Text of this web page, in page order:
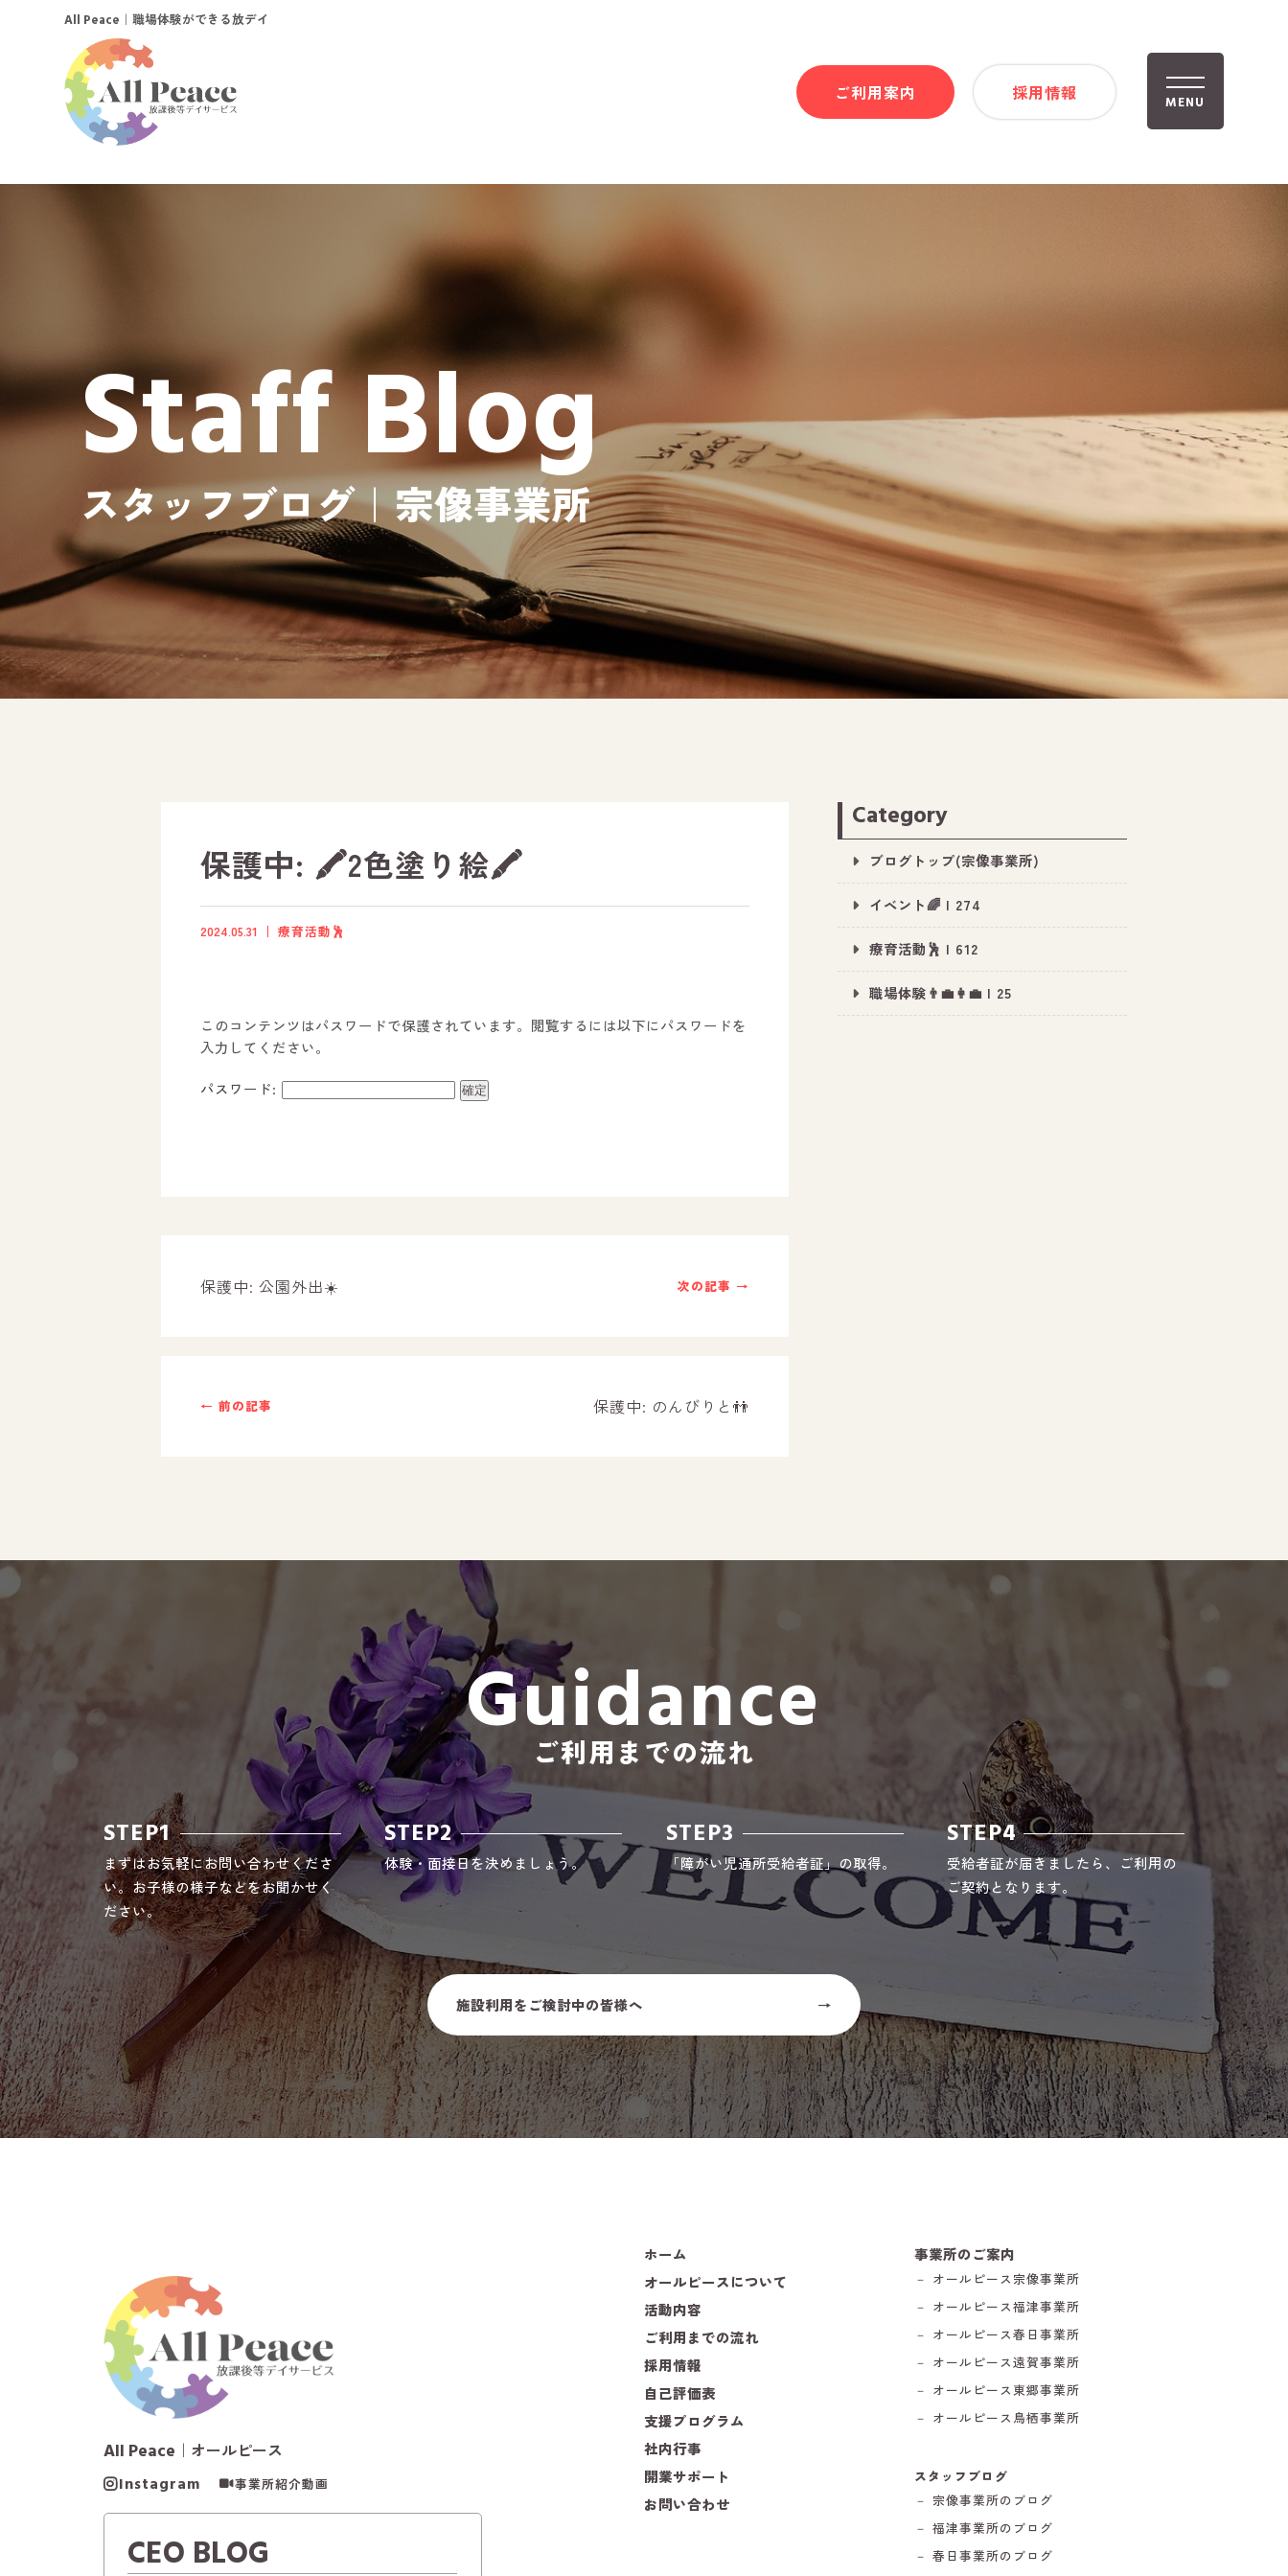
MENU
活動内容
社内行事
－ 春日事業所のブログ
－ 遠賀事業所のブログ
－ 東郷事業所のブログ
－ 鳥栖事業所のブログ
All Peace ｜職場体験ができる放デイ
ご利用案内 採用情報
Staff Blog
スタッフブログ｜宗像事業所
保護中: 🖍️2色塗り絵🖍️
2024.05.31 療育活動🕺
このコンテンツはパスワードで保護されています。閲覧するには以下にパスワードを
入力してください。
パスワード:
次の記事 →
保護中: 公園外出☀️
← 前の記事 保護中: のんびりと👬
Category
ブログトップ(宗像事業所)
イベント🌈 | 274
療育活動🕺 | 612
職場体験👨‍💼👩‍💼 | 25
Guidance
ご利用までの流れ
STEP1
まずはお気軽にお問い合わせくださ
い。お子様の様子などをお聞かせく
ださい。
STEP2
体験・面接日を決めましょう。
STEP3
「障がい児通所受給者証」の取得。
STEP4
受給者証が届きましたら、ご利用の
ご契約となります。
施設利用をご検討中の皆様へ
All Peace ｜オールピース
Instagram 事業所紹介動画
CEO BLOG
ホーム
オールピースについて
活動内容
ご利用までの流れ
採用情報
自己評価表
支援プログラム
社内行事
開業サポート
お問い合わせ
事業所のご案内
－ オールピース宗像事業所
－ オールピース福津事業所
－ オールピース春日事業所
－ オールピース遠賀事業所
－ オールピース東郷事業所
－ オールピース鳥栖事業所
スタッフブログ
－ 宗像事業所のブログ
－ 福津事業所のブログ
－ 春日事業所のブログ